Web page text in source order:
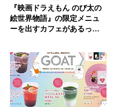
『映画ドラえもん のび太の
絵世界物語』の限定メニュ
ーを出すカフェがあるって